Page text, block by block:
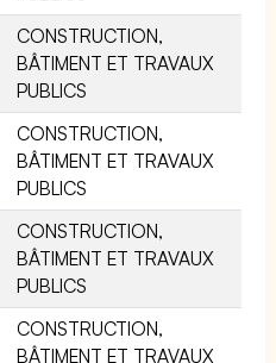
CONSTRUCTION,
BÂTIMENT ET TRAVAUX
PUBLICS
CONSTRUCTION,
BÂTIMENT ET TRAVAUX
PUBLICS
CONSTRUCTION,
BÂTIMENT ET TRAVAUX
PUBLICS
CONSTRUCTION,
BÂTIMENT ET TRAVAUX